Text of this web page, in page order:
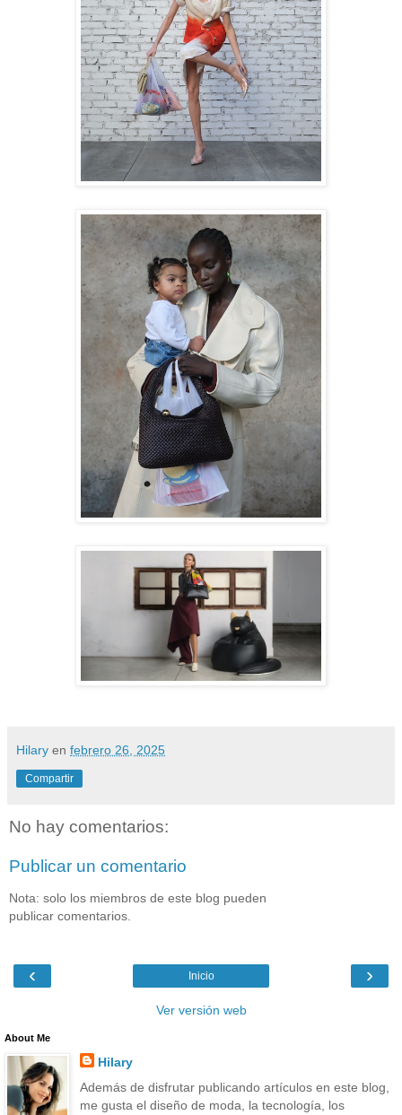
Hilary en febrero 26, 2025
Compartir
No hay comentarios:
Publicar un comentario
Nota: solo los miembros de este blog pueden
publicar comentarios.
‹ ›
Inicio
Ver versión web
About Me
Hilary
Además de disfrutar publicando artículos en este blog,
me gusta el diseño de moda, la tecnología, los